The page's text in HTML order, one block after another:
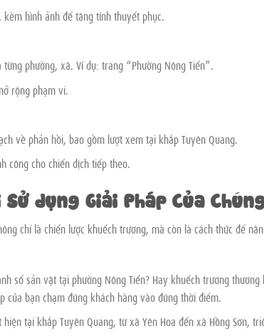
hình ảnh để tăng tính thuyết phục.
phường, xã. Ví dụ: trang “Phường Nông Tiến”.
rộng phạm vi.
về phản hồi, bao gồm lượt xem tại khắp Tuyên Quang.
công cho chiến dịch tiếp theo.
dụng Giải Pháp Của
chỉ là chiến lược khuếch trương, mà còn là cách thức để
số sản vật tại phường Nông Tiến? Hay khuếch trương
của bạn chạm đúng khách hàng vào đúng thời điểm.
tại khắp Tuyên Quang, từ xã Yên Hoa đến xã Hồng Sơn,